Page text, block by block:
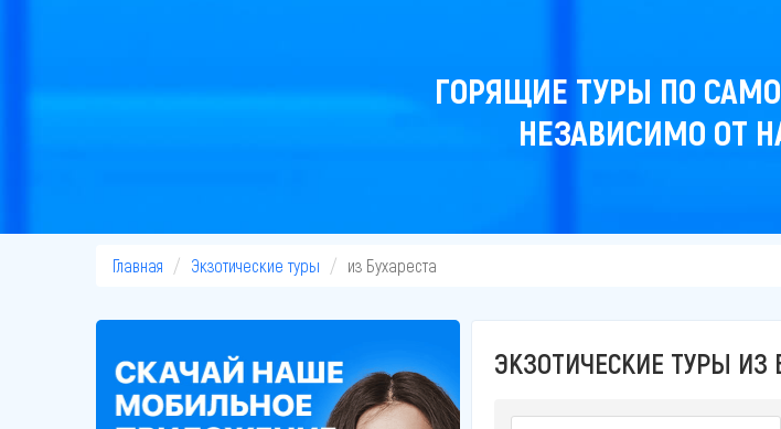
ГОРЯЩИЕ ТУРЫ ПО
НЕЗАВИСИМО ОТ
Главная Экзотические туры из Бухареста
ЭКЗОТИЧЕСКИЕ ТУРЫ ИЗ